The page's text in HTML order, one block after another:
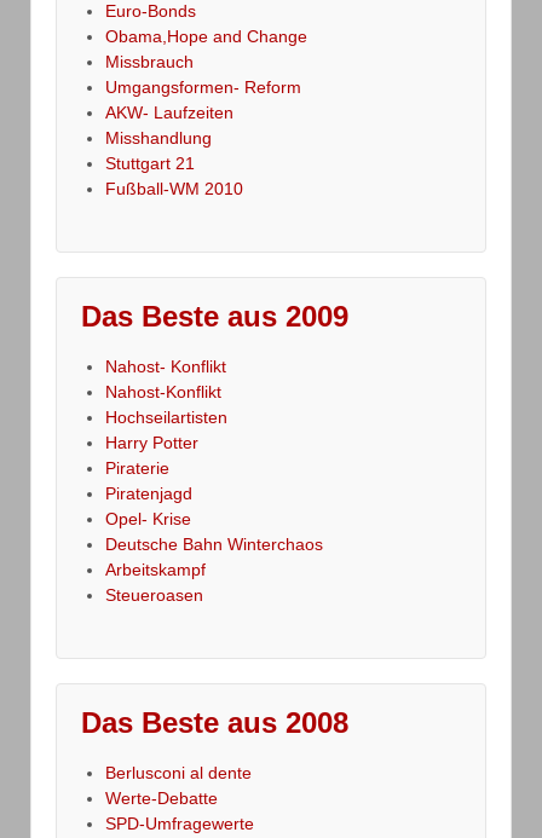
Euro-Bonds
Obama,Hope and Change
Missbrauch
Umgangsformen- Reform
AKW- Laufzeiten
Misshandlung
Stuttgart 21
Fußball-WM 2010
Das Beste aus 2009
Nahost- Konflikt
Nahost-Konflikt
Hochseilartisten
Harry Potter
Piraterie
Piratenjagd
Opel- Krise
Deutsche Bahn Winterchaos
Arbeitskampf
Steueroasen
Das Beste aus 2008
Berlusconi al dente
Werte-Debatte
SPD-Umfragewerte